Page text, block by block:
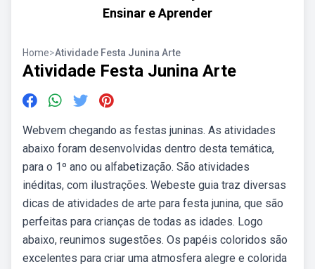
Ensinar e Aprender
Home>Atividade Festa Junina Arte
Atividade Festa Junina Arte
Webvem chegando as festas juninas. As atividades
abaixo foram desenvolvidas dentro desta temática,
para o 1º ano ou alfabetização. São atividades
inéditas, com ilustrações. Webeste guia traz diversas
dicas de atividades de arte para festa junina, que são
perfeitas para crianças de todas as idades. Logo
abaixo, reunimos sugestões. Os papéis coloridos são
excelentes para criar uma atmosfera alegre e colorida